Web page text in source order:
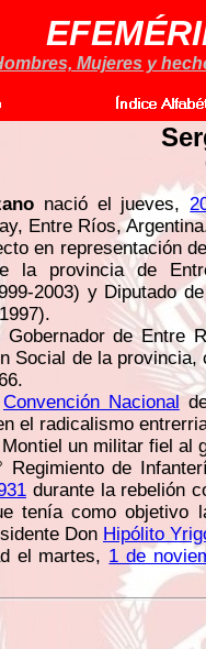
Mujeres y
nació el jueves,
Entre Ríos,
en representación
la provincia de
2003) y Diputado
Gobernador de Entre
Social de la provincia,
Convención Nacional
el radicalismo
un militar fiel al
de
durante la rebelión
tenía como objetivo
Don Hipólito
el martes, 1 de